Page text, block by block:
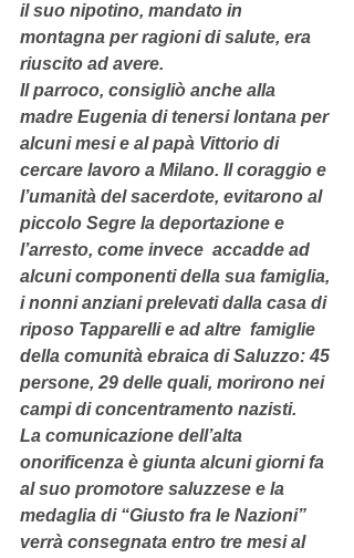
il suo nipotino, mandato in
montagna per ragioni di salute, era
riuscito ad avere.
Il parroco, consigliò anche alla
madre Eugenia di tenersi lontana per
alcuni mesi e al papà Vittorio di
cercare lavoro a Milano. Il coraggio e
l’umanità del sacerdote, evitarono al
piccolo Segre la deportazione e
l’arresto, come invece  accadde ad
alcuni componenti della sua famiglia,
i nonni anziani prelevati dalla casa di
riposo Tapparelli e ad altre  famiglie
della comunità ebraica di Saluzzo: 45
persone, 29 delle quali, morirono nei
campi di concentramento nazisti.
La comunicazione dell’alta
onorificenza è giunta alcuni giorni fa
al suo promotore saluzzese e la
medaglia di “Giusto fra le Nazioni”
verrà consegnata entro tre mesi al